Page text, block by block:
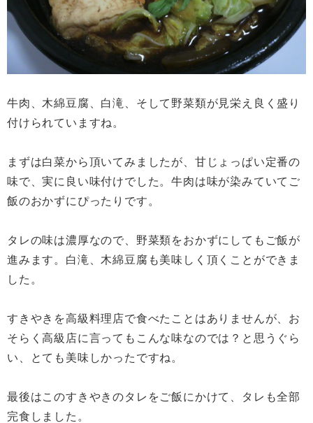
牛肉、木綿豆腐、白滝、そして野菜類が見栄え良く盛り
付けられていますね。
まずは白菜から頂いてみましたが、甘じょっぱい定番の
味で、実に良い味付けでした。牛肉は味が染みていてご
飯のおかずにぴったりです。
タレの味は濃厚なので、野菜類をおかずにしてもご飯が
進みます。白滝、木綿豆腐も美味しく頂くことができま
した。
すきやきを高級料理店で食べたことはありませんが、お
そらく高級店に言ってもこんな味なのでは？と思うぐら
い、とても美味しかったですね。
最後はこのすきやきのタレをご飯にかけて、タレも全部
完食しました。